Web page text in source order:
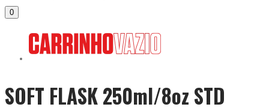
0
SOFT FLASK 250ml/8oz STD